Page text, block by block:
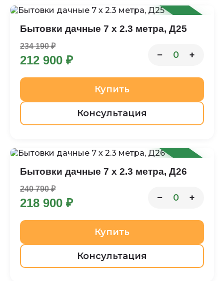
-9%
Бытовки дачные 7 х 2.3 метра, Д25
234 190 ₽
212 900 ₽ − 0 +
Купить
Консультация
-9%
Бытовки дачные 7 х 2.3 метра, Д26
240 790 ₽
218 900 ₽ − 0 +
Купить
Консультация